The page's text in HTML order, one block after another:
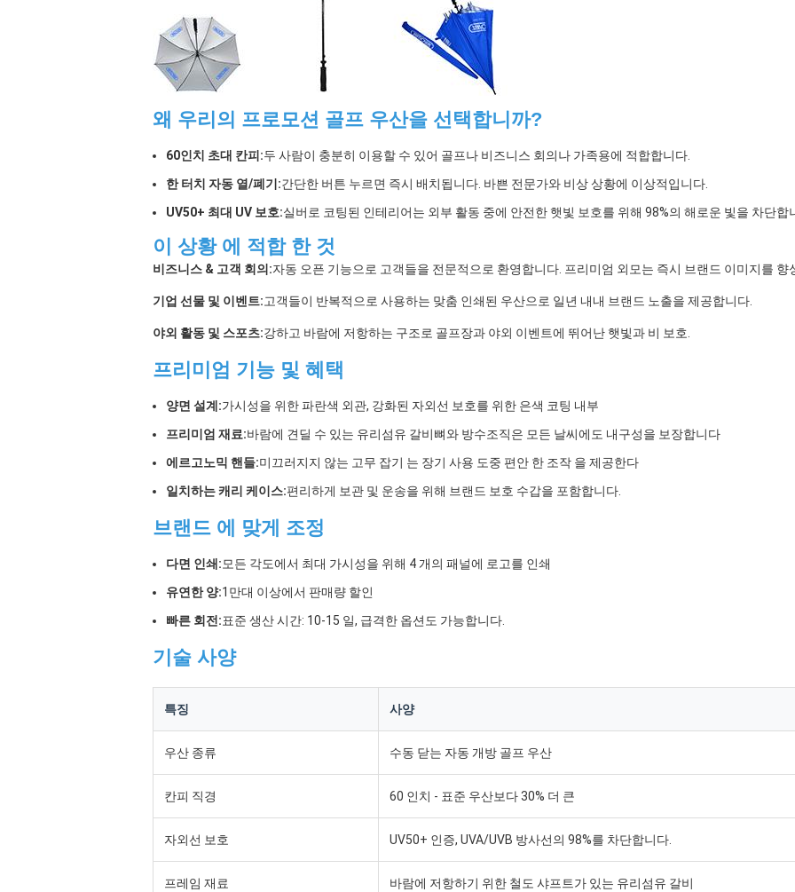
왜 우리의 프로모션 골프 우산을 선택합니까?
60인치 초대 칸피:두 사람이 충분히 이용할 수 있어 골프나 비즈니스 회의나 가족용에 적합합니다.
한 터치 자동 열/폐기:간단한 버튼 누르면 즉시 배치됩니다. 바쁜 전문가와 비상 상황에 이상적입니다.
UV50+ 최대 UV 보호:실버로 코팅된 인테리어는 외부 활동 중에 안전한 햇빛 보호를 위해 98%의 해로운 빛을 차단합
이 상황 에 적합 한 것
비즈니스 & 고객 회의:자동 오픈 기능으로 고객들을 전문적으로 환영합니다. 프리미엄 외모는 즉시 브랜드 이미지를 향
기업 선물 및 이벤트:고객들이 반복적으로 사용하는 맞춤 인쇄된 우산으로 일년 내내 브랜드 노출을 제공합니다.
야외 활동 및 스포츠:강하고 바람에 저항하는 구조로 골프장과 야외 이벤트에 뛰어난 햇빛과 비 보호.
프리미엄 기능 및 혜택
양면 설계:가시성을 위한 파란색 외관, 강화된 자외선 보호를 위한 은색 코팅 내부
프리미엄 재료:바람에 견딜 수 있는 유리섬유 갈비뼈와 방수조직은 모든 날씨에도 내구성을 보장합니다
에르고노믹 핸들:미끄러지지 않는 고무 잡기 는 장기 사용 도중 편안 한 조작 을 제공한다
일치하는 캐리 케이스:편리하게 보관 및 운송을 위해 브랜드 보호 수갑을 포함합니다.
브랜드 에 맞게 조정
다면 인쇄:모든 각도에서 최대 가시성을 위해 4 개의 패널에 로고를 인쇄
유연한 양:1만대 이상에서 판매량 할인
빠른 회전:표준 생산 시간: 10-15 일, 급격한 옵션도 가능합니다.
기술 사양
특징 사양
우산 종류 수동 닫는 자동 개방 골프 우산
칸피 직경 60 인치 - 표준 우산보다 30% 더 큰
자외선 보호 UV50+ 인증, UVA/UVB 방사선의 98%를 차단합니다.
프레임 재료 바람에 저항하기 위한 철도 샤프트가 있는 유리섬유 갈비